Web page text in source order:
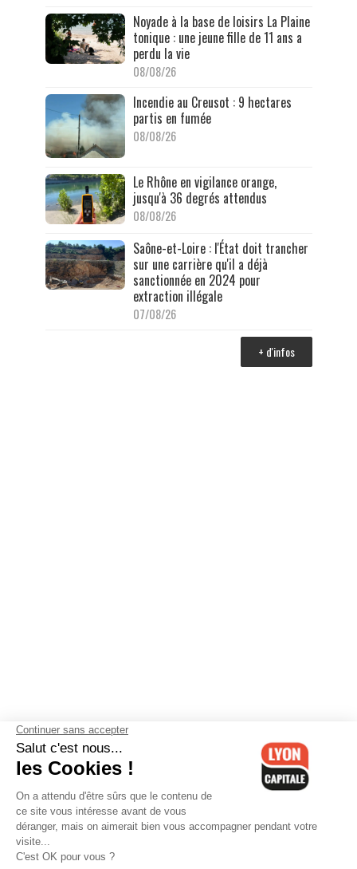
Noyade à la base de loisirs La Plaine
tonique : une jeune fille de 11 ans a
perdu la vie
08/08/26
Incendie au Creusot : 9 hectares
partis en fumée
08/08/26
Le Rhône en vigilance orange,
jusqu'à 36 degrés attendus
08/08/26
Saône-et-Loire : l'État doit trancher
sur une carrière qu'il a déjà
sanctionnée en 2024 pour
extraction illégale
07/08/26
+ d'infos